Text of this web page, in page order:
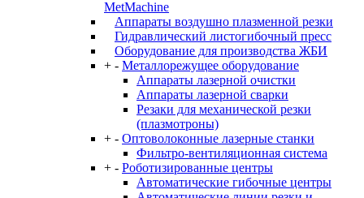
MetMachine
Аппараты воздушно плазменной резки
Гидравлический листогибочный пресс
Оборудование для производства ЖБИ
+ - Металлорежущее оборудование
Аппараты лазерной очистки
Аппараты лазерной сварки
Резаки для механической резки
(плазмотроны)
+ - Оптоволоконные лазерные станки
Фильтро-вентиляционная система
+ - Роботизированные центры
Автоматические гибочные центры